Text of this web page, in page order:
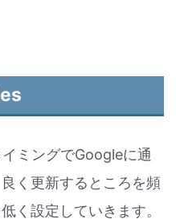
ミングでGoogleに通
く更新するところを頻
く設定していきます。